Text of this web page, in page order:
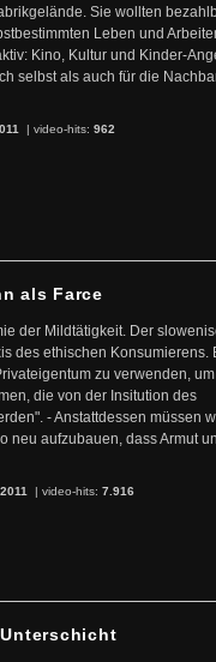
Sie wollten
Leben und
Kino, Kultur und Kinder-
selbst als auch für die
| video-hits: 962
als Farce
der Mildtätigkeit. Der
des ethischen Konsumierens.
zu verwenden,
die von der Insitution des
- Anstattdessen müssen
neu aufzubauen, dass Armut
| video-hits: 7.916